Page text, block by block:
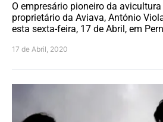
O empresário pioneiro da
proprietário da Aviava, António
esta sexta-feira, 17 de Abril, em
17 de Abril, 2020